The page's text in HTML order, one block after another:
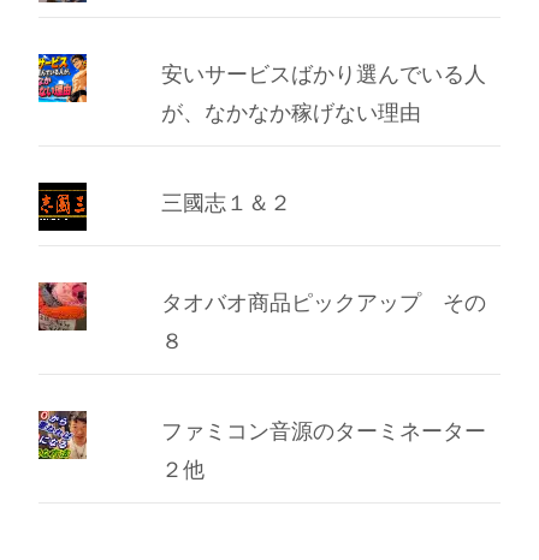
安いサービスばかり選んでいる人
が、なかなか稼げない理由
三國志１＆２
タオバオ商品ピックアップ その
８
ファミコン音源のターミネーター
２他